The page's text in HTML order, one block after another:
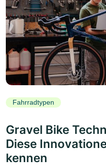
Fahrradtypen
Gravel Bike
Diese
kennen